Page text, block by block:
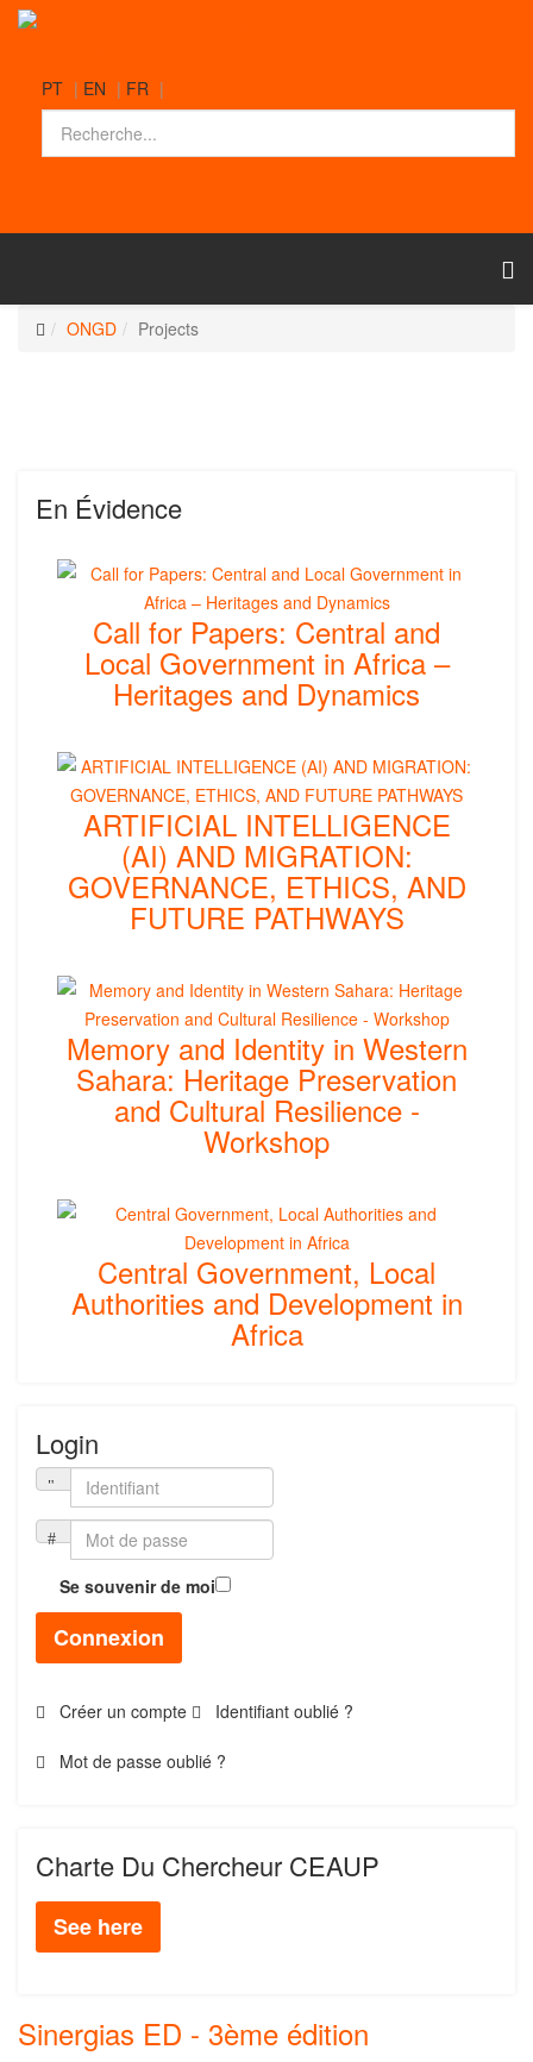
PT | EN | FR |
ONGD Projects
En Évidence
Call for Papers: Central and
Local Government in Africa –
Heritages and Dynamics
ARTIFICIAL INTELLIGENCE
(AI) AND MIGRATION:
GOVERNANCE, ETHICS, AND
FUTURE PATHWAYS
Memory and Identity in Western
Sahara: Heritage Preservation
and Cultural Resilience -
Workshop
Central Government, Local
Authorities and Development in
Africa
Login
Se souvenir de moi
Connexion
Créer un compte Identifiant oublié ?
Mot de passe oublié ?
Charte Du Chercheur CEAUP
See here
Sinergias ED - 3ème édition